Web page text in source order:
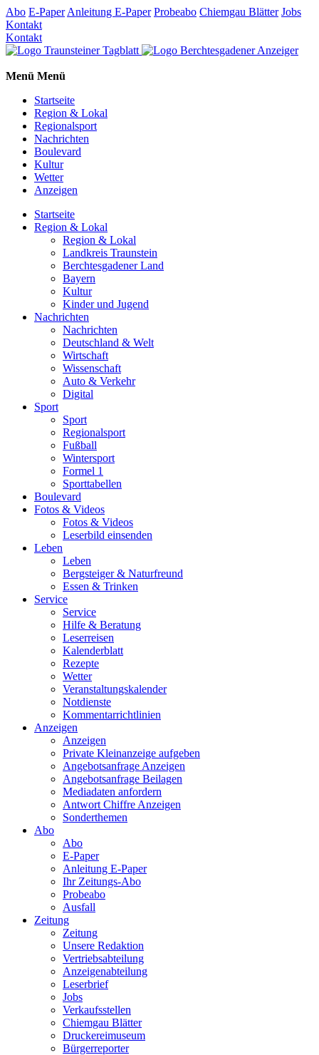
Abo E-Paper Anleitung E-Paper Probeabo Chiemgau Blätter Jobs
Kontakt
Kontakt
Menü Menü
Startseite
Region & Lokal
Regionalsport
Nachrichten
Boulevard
Kultur
Wetter
Anzeigen
Startseite
Region & Lokal
Region & Lokal
Landkreis Traunstein
Berchtesgadener Land
Bayern
Kultur
Kinder und Jugend
Nachrichten
Nachrichten
Deutschland & Welt
Wirtschaft
Wissenschaft
Auto & Verkehr
Digital
Sport
Sport
Regionalsport
Fußball
Wintersport
Formel 1
Sporttabellen
Boulevard
Fotos & Videos
Fotos & Videos
Leserbild einsenden
Leben
Leben
Bergsteiger & Naturfreund
Essen & Trinken
Service
Service
Hilfe & Beratung
Leserreisen
Kalenderblatt
Rezepte
Wetter
Veranstaltungskalender
Notdienste
Kommentarrichtlinien
Anzeigen
Anzeigen
Private Kleinanzeige aufgeben
Angebotsanfrage Anzeigen
Angebotsanfrage Beilagen
Mediadaten anfordern
Antwort Chiffre Anzeigen
Sonderthemen
Abo
Abo
E-Paper
Anleitung E-Paper
Ihr Zeitungs-Abo
Probeabo
Ausfall
Zeitung
Zeitung
Unsere Redaktion
Vertriebsabteilung
Anzeigenabteilung
Leserbrief
Jobs
Verkaufsstellen
Chiemgau Blätter
Druckereimuseum
Bürgerreporter